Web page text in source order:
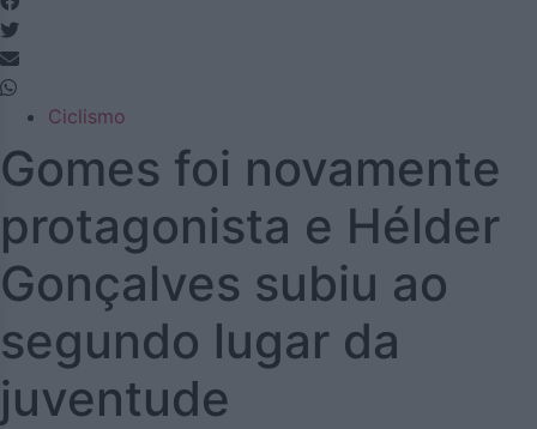
Ciclismo
Gomes foi novamente
protagonista e Hélder
Gonçalves subiu ao
segundo lugar da
juventude